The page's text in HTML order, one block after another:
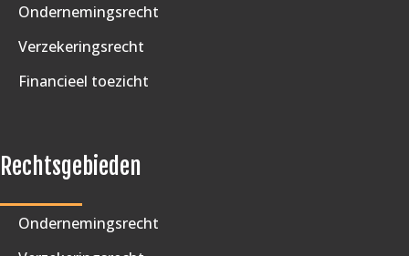
Ondernemingsrecht
Verzekeringsrecht
Financieel toezicht
Rechtsgebieden
Ondernemingsrecht